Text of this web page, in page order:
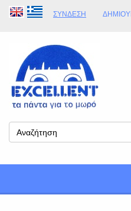
ΣΎΝΔΕΣΗ
ΩΡΆΡΙΟ
ΦΥΣΙΚΌ